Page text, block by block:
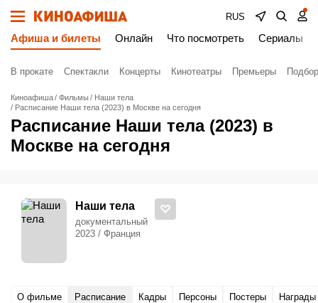
RUS
Афиша и билеты Онлайн Что посмотреть Сериалы
В прокате Спектакли Концерты Кинотеатры Премьеры
Киноафиша Фильмы
Наши тела
Расписание Наши тела (2023) в Москве на сегодня
Расписание Наши тела (2023) в
Москве на сегодня
Наши тела
документальный
2023 / Франция
О фильме Расписание Кадры Персоны Постеры Награды